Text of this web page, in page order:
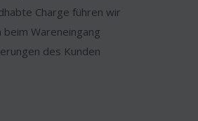
Charge führen wir
Wareneingang
des Kunden